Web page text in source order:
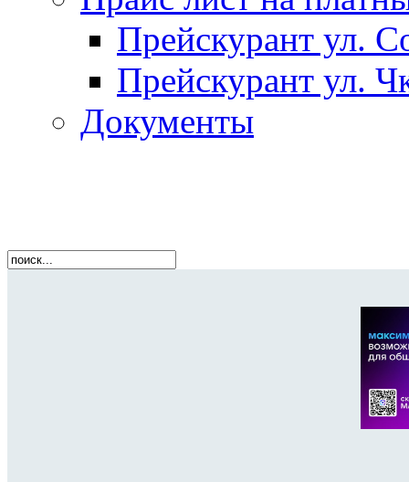
Прейскурант ул.
Прейскурант ул.
Документы